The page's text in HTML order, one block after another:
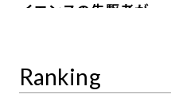
イエンスの先駆者が語
Ranking